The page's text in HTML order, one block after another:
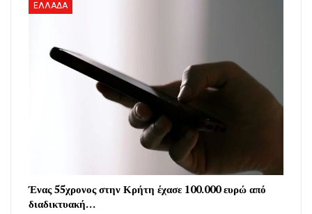
ΕΛΛΑΔΑ
Ένας 55χρονος στην Κρήτη έχασε 100.000 ευρώ από
διαδικτυακή…